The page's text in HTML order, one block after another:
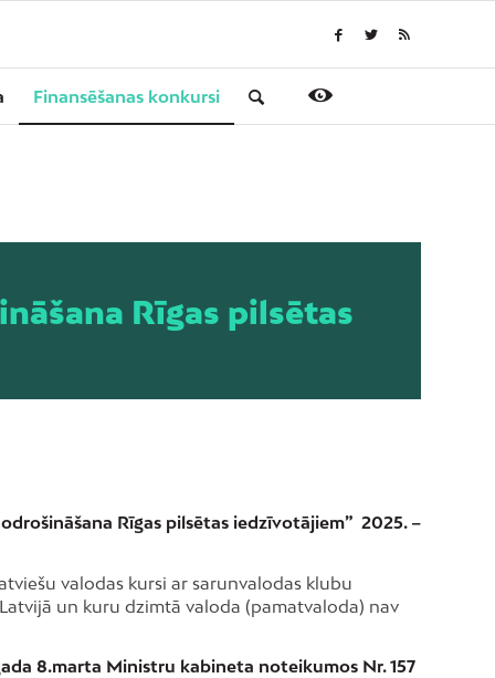
Finansēšanas konkursi
Rīgas pilsētas
Rīgas pilsētas iedzīvotājiem” 2025. –
valodas kursi ar sarunvalodas klubu
un kuru dzimtā valoda (pamatvaloda) nav
8.marta Ministru kabineta noteikumos Nr. 157